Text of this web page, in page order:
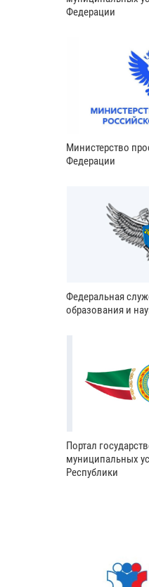
Федерации
Министерство
Федерации
Федеральная
образования и
Портал
муниципальных
Республики